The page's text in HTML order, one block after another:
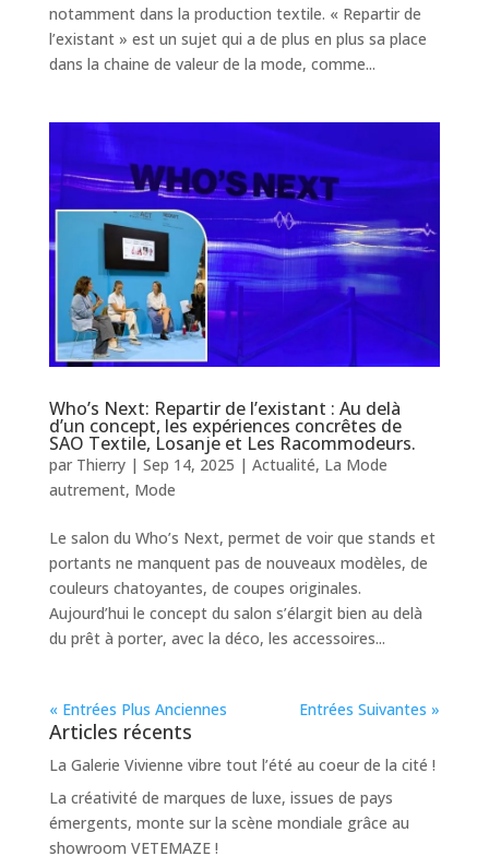
notamment dans la production textile. « Repartir de
l’existant » est un sujet qui a de plus en plus sa place
dans la chaine de valeur de la mode, comme...
Who’s Next: Repartir de l’existant : Au delà
d’un concept, les expériences concrêtes de
SAO Textile, Losanje et Les Racommodeurs.
par Thierry| Sep 14, 2025 | Actualité, La Mode
autrement, Mode
Le salon du Who’s Next, permet de voir que stands et
portants ne manquent pas de nouveaux modèles, de
couleurs chatoyantes, de coupes originales.
Aujourd’hui le concept du salon s’élargit bien au delà
du prêt à porter, avec la déco, les accessoires...
« Entrées Plus Anciennes Entrées Suivantes »
Articles récents
La Galerie Vivienne vibre tout l’été au coeur de la cité !
La créativité de marques de luxe, issues de pays
émergents, monte sur la scène mondiale grâce au
showroom VETEMAZE !